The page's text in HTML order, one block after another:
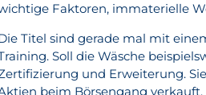
Faktoren, immaterielle
Titel sind gerade mal mit
Soll die Wäsche
und Erweiterung.
beim Börsengang